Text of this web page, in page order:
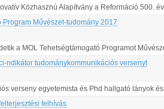
Közhasznú Alapítvány a Reformáció 500.
Program Művészet-tudomány 2017
a MOL Tehetségtámogató Programot
ndikátor tudománykommunikációs versenyt
verseny egyetemista és Phd hallgató lányok
felhívás